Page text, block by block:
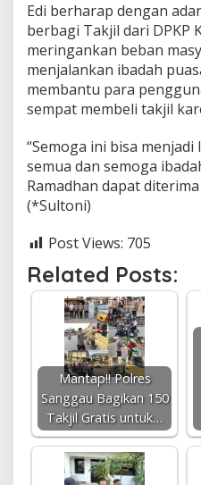
Edi berharap dengan
berbagi Takjil dari DPKP
meringankan beban
menjalankan ibadah
membantu para
sempat membeli takjil
“Semoga ini bisa
semua dan semoga
Ramadhan dapat
(*Sultoni)
Post Views: 705
Related Posts:
Mantap!! Polres
Sanggau Bagikan 150
Takjil Gratis untuk…